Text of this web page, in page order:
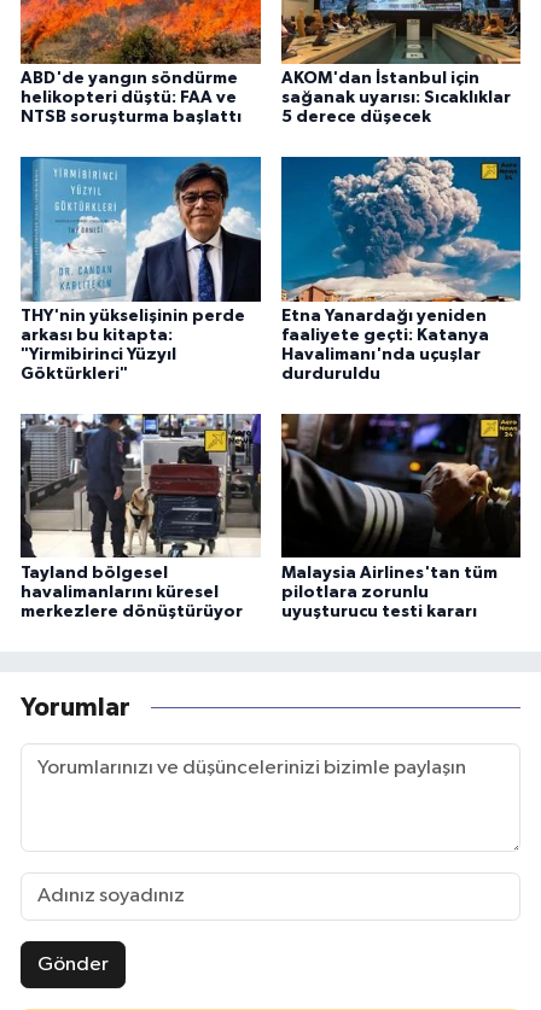
ABD'de yangın söndürme
helikopteri düştü: FAA ve
NTSB soruşturma başlattı
AKOM'dan İstanbul için
sağanak uyarısı: Sıcaklıklar
5 derece düşecek
THY'nin yükselişinin perde
arkası bu kitapta:
"Yirmibirinci Yüzyıl
Göktürkleri"
Etna Yanardağı yeniden
faaliyete geçti: Katanya
Havalimanı'nda uçuşlar
durduruldu
Tayland bölgesel
havalimanlarını küresel
merkezlere dönüştürüyor
Malaysia Airlines'tan tüm
pilotlara zorunlu
uyuşturucu testi kararı
Yorumlar
Gönder